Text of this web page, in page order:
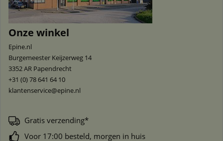
Onze winkel
Epine.nl
Burgemeester Keijzerweg 14
3352 AR Papendrecht
+31 (0) 78 641 64 10
klantenservice@epine.nl
Gratis verzending*
Voor 17:00 besteld, morgen in huis